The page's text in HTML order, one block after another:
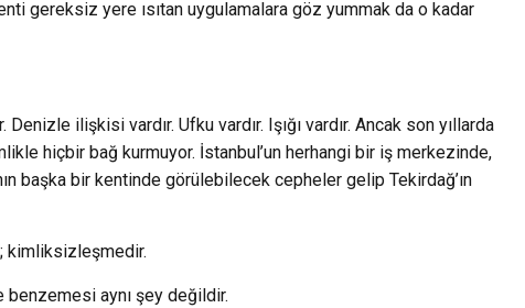
gereksiz yere ısıtan uygulamalara göz yummak da o kadar
ilişkisi vardır. Ufku vardır. Işığı vardır. Ancak son yıllarda
hiçbir bağ kurmuyor. İstanbul’un herhangi bir iş merkezinde,
başka bir kentinde görülebilecek cepheler gelip Tekirdağ’ın
kimliksizleşmedir.
aynı şey değildir.